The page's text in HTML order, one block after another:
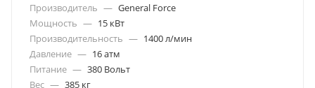
Производитель — General Force
Мощность — 15 кВт
Производительность — 1400 л/мин
Давление — 16 атм
Питание — 380 Вольт
Вес — 385 кг